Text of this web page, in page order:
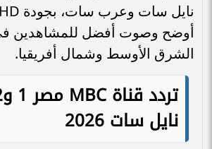
أوضح وصوت أفضل للمشاهدين
الشرق الأوسط وشمال أفريقيا.
نايل سات 2026